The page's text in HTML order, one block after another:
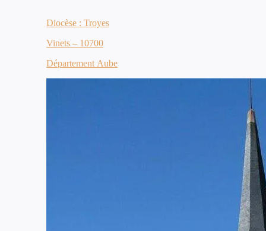
Diocèse : Troyes
Vinets – 10700
Département Aube